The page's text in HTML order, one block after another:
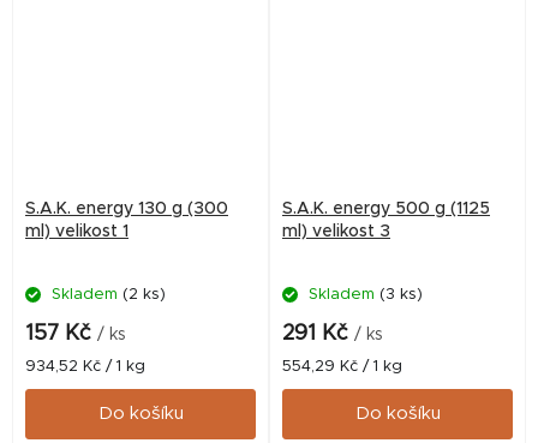
S.A.K. energy 130 g (300
ml) velikost 1
Skladem (2 ks)
157 Kč / ks
Měrná
cena:
934,52 Kč / 1 kg
Do košíku
S.A.K. energy 500 g (1125
ml) velikost 3
Skladem (3 ks)
291 Kč / ks
Měrná
cena:
554,29 Kč / 1 kg
Do košíku